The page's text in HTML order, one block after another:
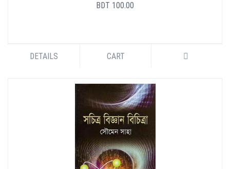
BDT 100.00
DETAILS CART